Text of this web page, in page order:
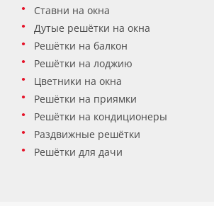
Ставни на окна
Дутые решётки на окна
Решётки на балкон
Решётки на лоджию
Цветники на окна
Решётки на приямки
Решётки на кондиционеры
Раздвижные решётки
Решётки для дачи